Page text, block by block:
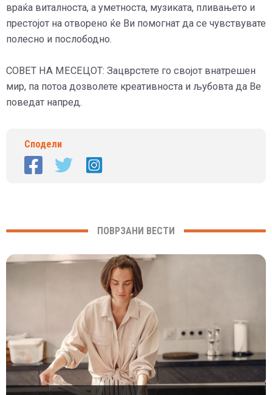
враќа виталноста, а уметноста, музиката, пливањето и
престојот на отворено ќе Ви помогнат да се чувствувате
полесно и послободно.
СОВЕТ НА МЕСЕЦОТ: Зацврстете го својот внатрешен
мир, па потоа дозволете креативноста и љубовта да Ве
поведат напред.
Сподели
ПОВРЗАНИ ВЕСТИ